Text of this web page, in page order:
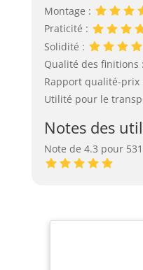
Montage :
Praticité :
Solidité :
Qualité des finitions :
Rapport qualité-prix
Utilité pour le
Notes des
Note de 4.3 pour